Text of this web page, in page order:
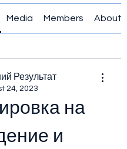
Media Members About
Результат
24, 2023
на
и